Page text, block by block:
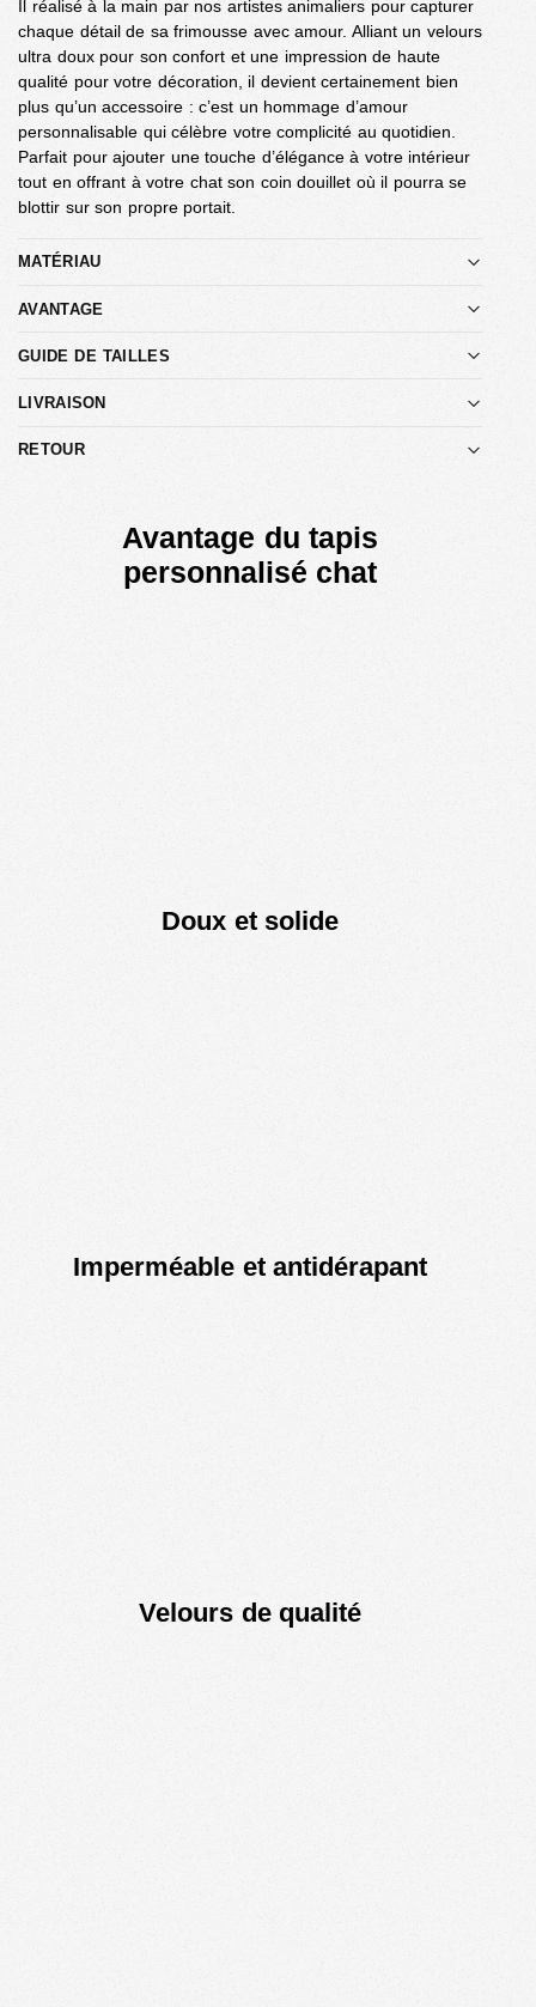
Il réalisé à la main par nos artistes animaliers pour capturer
chaque détail de sa frimousse avec amour. Alliant un velours
ultra doux pour son confort et une impression de haute
qualité pour votre décoration, il devient certainement bien
plus qu’un accessoire : c’est un hommage d’amour
personnalisable qui célèbre votre complicité au quotidien.
Parfait pour ajouter une touche d’élégance à votre intérieur
tout en offrant à votre chat son coin douillet où il pourra se
blottir sur son propre portait.
MATÉRIAU
AVANTAGE
GUIDE DE TAILLES
LIVRAISON
RETOUR
Avantage du tapis
personnalisé chat
Doux et solide
Imperméable et antidérapant
Velours de qualité